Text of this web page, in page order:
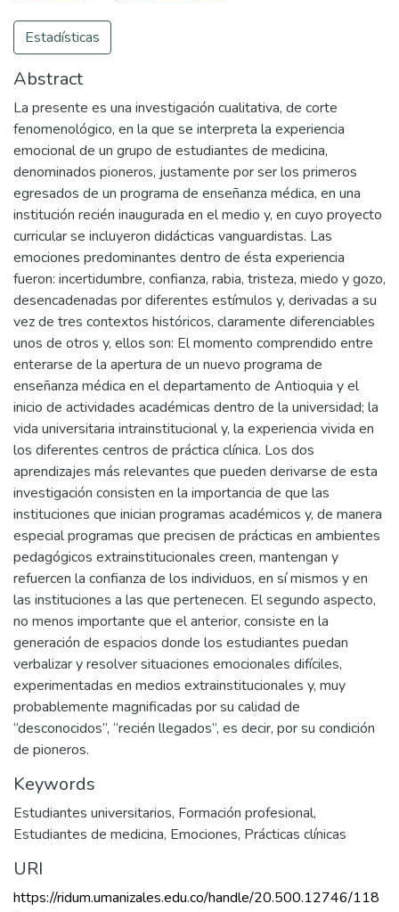
Estadísticas
Abstract
La presente es una investigación cualitativa, de corte
fenomenológico, en la que se interpreta la experiencia
emocional de un grupo de estudiantes de medicina,
denominados pioneros, justamente por ser los primeros
egresados de un programa de enseñanza médica, en una
institución recién inaugurada en el medio y, en cuyo proyecto
curricular se incluyeron didácticas vanguardistas. Las
emociones predominantes dentro de ésta experiencia
fueron: incertidumbre, confianza, rabia, tristeza, miedo y gozo,
desencadenadas por diferentes estímulos y, derivadas a su
vez de tres contextos históricos, claramente diferenciables
unos de otros y, ellos son: El momento comprendido entre
enterarse de la apertura de un nuevo programa de
enseñanza médica en el departamento de Antioquia y el
inicio de actividades académicas dentro de la universidad; la
vida universitaria intrainstitucional y, la experiencia vivida en
los diferentes centros de práctica clínica. Los dos
aprendizajes más relevantes que pueden derivarse de esta
investigación consisten en la importancia de que las
instituciones que inician programas académicos y, de manera
especial programas que precisen de prácticas en ambientes
pedagógicos extrainstitucionales creen, mantengan y
refuercen la confianza de los individuos, en sí mismos y en
las instituciones a las que pertenecen. El segundo aspecto,
no menos importante que el anterior, consiste en la
generación de espacios donde los estudiantes puedan
verbalizar y resolver situaciones emocionales difíciles,
experimentadas en medios extrainstitucionales y, muy
probablemente magnificadas por su calidad de
“desconocidos”, “recién llegados”, es decir, por su condición
de pioneros.
Keywords
Estudiantes universitarios, Formación profesional,
Estudiantes de medicina, Emociones, Prácticas clínicas
URI
https://ridum.umanizales.edu.co/handle/20.500.12746/118